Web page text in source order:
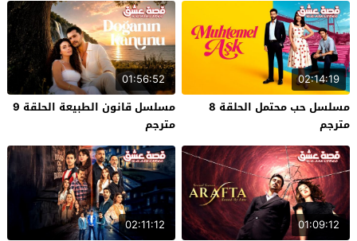
02:14:19
مسلسل حب محتمل الحلقة 8
مترجم
01:56:52
مسلسل قانون الطبيعة الحلقة 9
مترجم
01:09:12
02:11:12